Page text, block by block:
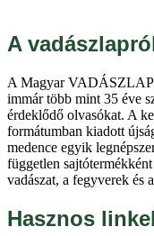
A
A Magyar VADÁSZLAP
immár több mint 35 éve
érdeklődő olvasókat. A
formátumban kiadott
medence egyik
független
vadászat, a fegyverek és
Hasznos